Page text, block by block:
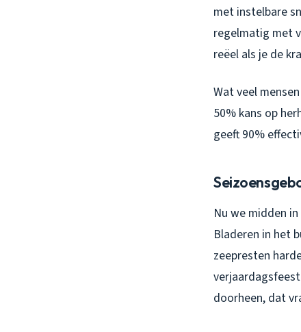
met instelbare
regelmatig met
reëel als je de
Wat veel
50% kans op
geeft 90%
Nu we midden
Bladeren in het
zeepresten
doorheen, dat